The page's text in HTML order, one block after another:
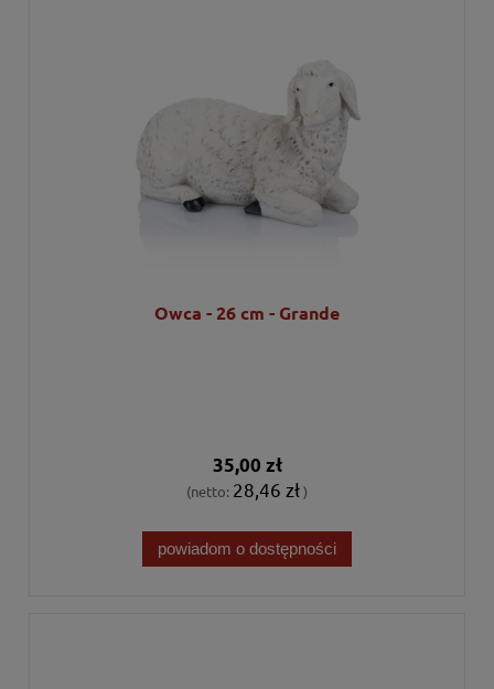
Owca - 26 cm - Grande
35,00 zł
(netto: 28,46 zł)
powiadom o dostępności